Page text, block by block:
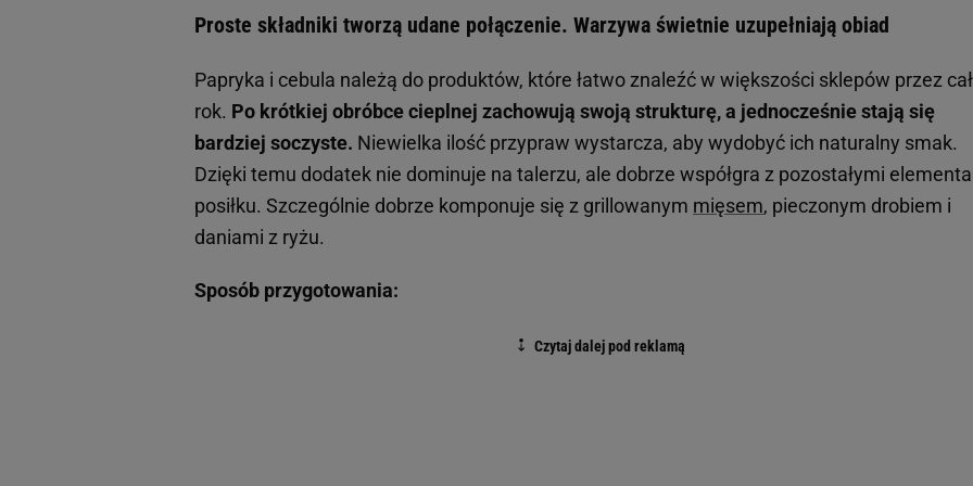
Proste składniki tworzą udane połączenie. Warzywa świetnie uzupełniają obiad
Papryka i cebula należą do produktów, które łatwo znaleźć w większości sklepów przez
rok. Po krótkiej obróbce cieplnej zachowują swoją strukturę, a jednocześnie stają się
bardziej soczyste. Niewielka ilość przypraw wystarcza, aby wydobyć ich naturalny smak.
Dzięki temu dodatek nie dominuje na talerzu, ale dobrze współgra z pozostałymi
posiłku. Szczególnie dobrze komponuje się z grillowanym mięsem, pieczonym drobiem i
daniami z ryżu.
Sposób przygotowania: